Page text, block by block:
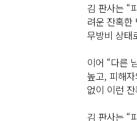
김 판사는 “
려운 잔혹한
무방비 상태
이어 “다른
높고, 피해
없이 이런
김 판사는 “